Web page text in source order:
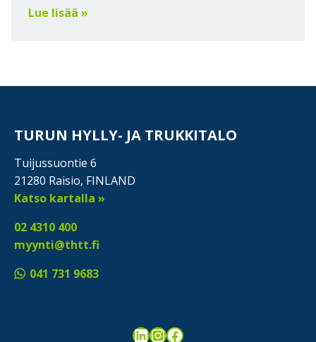
Lue lisää »
TURUN HYLLY- JA TRUKKITALO
Tuijussuontie 6
21280 Raisio, FINLAND
Katso kartalla »
02 4310 400
myynti@thtt.fi
041 731 9683
LinkedIn
Instagram
Facebook